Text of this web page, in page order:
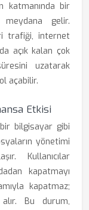
katmanında bir
meydana gelir.
trafiği, internet
açık kalan çok
uzatarak
açabilir.
Etkisi
bilgisayar gibi
yönetimi
Kullanıcılar
kapatmayı
kapatmaz;
Bu durum,